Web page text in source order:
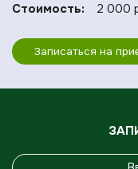
Стоимость: 2 000
Записаться на